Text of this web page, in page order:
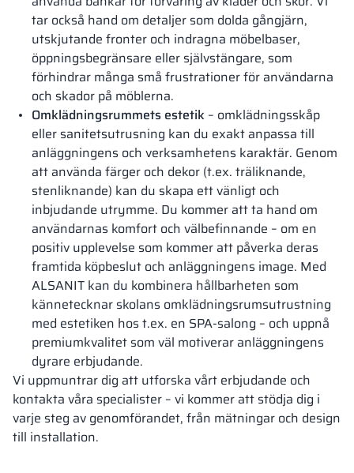
tar också hand om detaljer som dolda gångjärn,
utskjutande fronter och indragna möbelbaser,
öppningsbegränsare eller självstängare, som
förhindrar många små frustrationer för användarna
och skador på möblerna.
Omklädningsrummets estetik – omklädningsskåp
eller sanitetsutrusning kan du exakt anpassa till
anläggningens och verksamhetens karaktär. Genom
att använda färger och dekor (t.ex. träliknande,
stenliknande) kan du skapa ett vänligt och
inbjudande utrymme. Du kommer att ta hand om
användarnas komfort och välbefinnande – om en
positiv upplevelse som kommer att påverka deras
framtida köpbeslut och anläggningens image. Med
ALSANIT kan du kombinera hållbarheten som
kännetecknar skolans omklädningsrumsutrustning
med estetiken hos t.ex. en SPA-salong – och uppnå
premiumkvalitet som väl motiverar anläggningens
dyrare erbjudande.
Vi uppmuntrar dig att utforska vårt erbjudande och
kontakta våra specialister – vi kommer att stödja dig i
varje steg av genomförandet, från mätningar och design
till installation.